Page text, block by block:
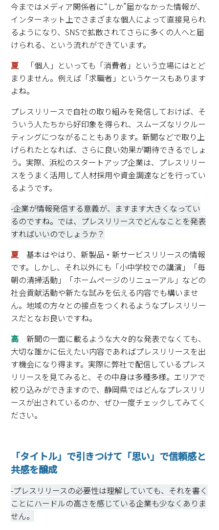
今まではメディア関係者に“しか”届かなかった情報が、
インターネット上でさまざまな個人によって直接見られ
るようになり、SNSで拡散されてさらに多くの人へと届
けられる、という流れができています。
夏
「個人」といっても「消費者」という立場にはとど
まりません。例えば「求職者」というケースもあります
よね。
プレスリリースで自社の取り組みを発信しておけば、そ
ういう人たちから好印象を得られ、スムーズなリクルー
ティングにつながることもあります。新聞などで取り上
げられたとなれば、さらに良い効果が期待できるでしょ
う。実際、浜松のスタートアップ企業は、プレスリリー
スをうまく活用して人材採用や資金調達などを行ってい
るようです。
-企業が情報発信する意義が、ますます大きくなってい
るのですね。では、プレスリリースでどんなことを発表
すればいいのでしょうか？
夏基本はやはり、新製品・新サービスリリースの情報
です。しかし、それ以外にも「小中学校での講演」「毎
朝の清掃活動」「ホームページのリニューアル」などの
社会貢献活動や新たな試みを伝える内容でも構いませ
ん。地域の方々との接点をつくれるようなプレスリリー
スだとなお良いですね。
高新聞の一面に載るような大々的な発表でなくても、
大切な誰かに伝えたい内容であればプレスリリースを出
す機会になり得ます。実際に弊社で配信しているプレス
リリースを見てみると、その中身は多種多様。エリアで
絞り込みができますので、静岡県ではどんなプレスリリ
ースが出されているのか、ぜひ一度チェックしてみてく
ださい。
「タイトル」で引きつけて「思い」で信頼感と
共感を醸成
-プレスリリースの必要性は理解していても、それを書く
ことにハードルの高さを感じている企業も少なくありま
せん。